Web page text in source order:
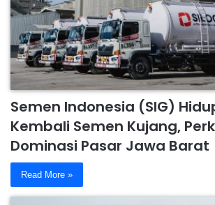
Semen Indonesia (SIG)
Kembali Semen Kujang,
Dominasi Pasar Jawa Barat
Read More »